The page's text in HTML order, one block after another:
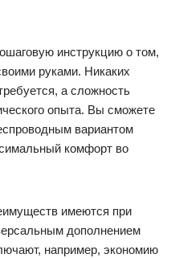
инструкцию о том,
руками. Никаких
а сложность
опыта. Вы сможете
вариантом
комфорт во
имеются при
дополнением
например, экономию